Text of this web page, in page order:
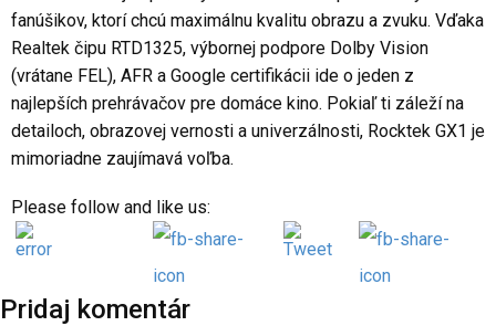
fanúšikov, ktorí chcú maximálnu kvalitu obrazu a zvuku. Vďaka
Realtek čipu RTD1325, výbornej podpore Dolby Vision
(vrátane FEL), AFR a Google certifikácii ide o jeden z
najlepších prehrávačov pre domáce kino. Pokiaľ ti záleží na
detailoch, obrazovej vernosti a univerzálnosti, Rocktek GX1 je
mimoriadne zaujímavá voľba.
Please follow and like us:
Pridaj komentár